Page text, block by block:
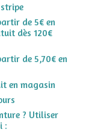
de 5€ en
dès 120€
de 5,70€ en
en magasin
? Utiliser
: